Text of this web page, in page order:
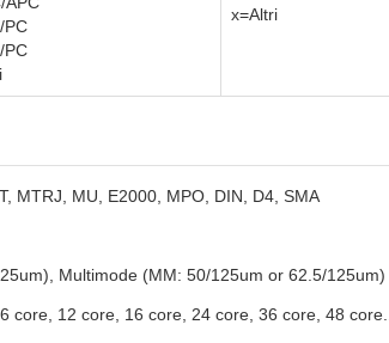
PC
PC
x=Altri
MTRJ, MU, E2000, MPO, DIN, D4, SMA
Multimode (MM: 50/125um or 62.5/125um)
core, 12 core, 16 core, 24 core, 36 core, 48 core...